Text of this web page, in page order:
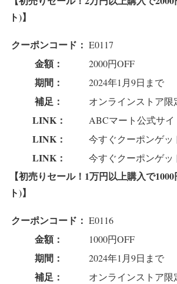
ト)】
クーポンコード： E0117
金額： 2000円OFF
期間： 2024年1月9日まで
補足： オンラインストア限
LINK： ABCマート公式サイ
LINK： 今すぐクーポンゲッ
LINK： 今すぐクーポンゲッ
【初売りセール！1万円以上購入で
ト)】
クーポンコード： E0116
金額： 1000円OFF
期間： 2024年1月9日まで
補足： オンラインストア限